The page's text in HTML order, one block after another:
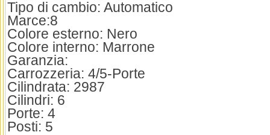
Tipo di cambio: Automatico
Marce:8
Colore esterno: Nero
Colore interno: Marrone
Garanzia:
Carrozzeria: 4/5-Porte
Cilindrata: 2987
Cilindri: 6
Porte: 4
Posti: 5